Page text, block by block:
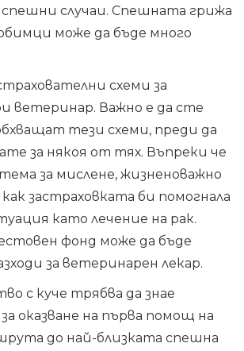
случаи. Спешната грижа
може да бъде много
схеми за
ветеринар. Важно е да сте
тези схеми, преди да
за някоя от тях. Въпреки че
за мислене, жизненоважно
застраховката би помогнала
като лечение на рак.
фонд може да бъде
за ветеринарен лекар.
с куче трябва да знае
оказване на първа помощ на
до най-близката спешна